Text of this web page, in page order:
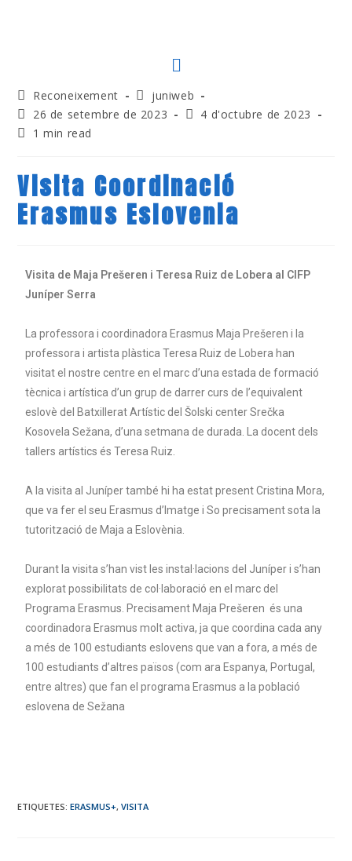
Reconeixement
juniweb
26 de setembre de 2023
4 d'octubre de 2023
1 min read
Visita Coordinació
Erasmus Eslovenia
Visita de Maja Prešeren i Teresa Ruiz de Lobera al CIFP
Juníper Serra
La professora i coordinadora Erasmus Maja Prešeren i la
professora i artista plàstica Teresa Ruiz de Lobera han
visitat el nostre centre en el marc d’una estada de formació
tècnica i artística d’un grup de darrer curs de l’equivalent
eslovè del Batxillerat Artístic del Šolski center Srečka
Kosovela Sežana, d’una setmana de durada. La docent dels
tallers artístics és Teresa Ruiz.
A la visita al Juníper també hi ha estat present Cristina Mora,
que va fer el seu Erasmus d’Imatge i So precisament sota la
tutorització de Maja a Eslovènia.
Durant la visita s’han vist les instal·lacions del Juníper i s’han
explorat possibilitats de col·laboració en el marc del
Programa Erasmus. Precisament Maja Prešeren és una
coordinadora Erasmus molt activa, ja que coordina cada any
a més de 100 estudiants eslovens que van a fora, a més de
100 estudiants d’altres països (com ara Espanya, Portugal,
entre altres) que fan el programa Erasmus a la població
eslovena de Sežana
ETIQUETES:ERASMUS+, VISITA